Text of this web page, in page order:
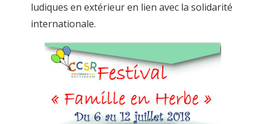
ludiques en extérieur en lien avec la solidarité
internationale.